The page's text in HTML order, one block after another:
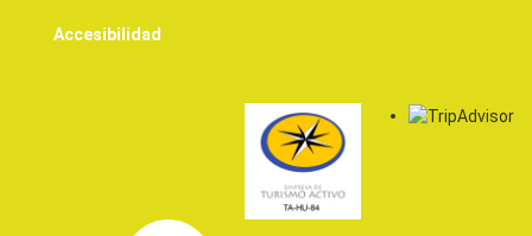
Accesibilidad